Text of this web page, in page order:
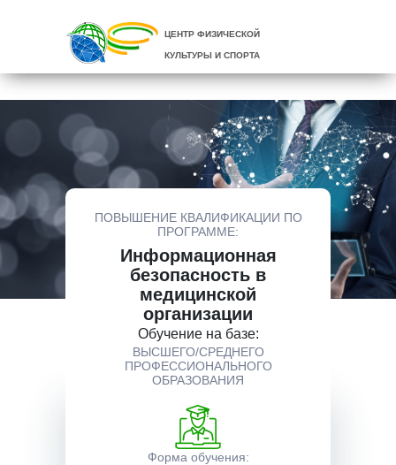
ЦЕНТР ФИЗИЧЕСКОЙ
КУЛЬТУРЫ И СПОРТА
ПОВЫШЕНИЕ КВАЛИФИКАЦИИ ПО
ПРОГРАММЕ:
Информационная
безопасность в
медицинской
организации
Обучение на базе:
ВЫСШЕГО/СРЕДНЕГО
ПРОФЕССИОНАЛЬНОГО
ОБРАЗОВАНИЯ
Форма обучения:
Описание курса